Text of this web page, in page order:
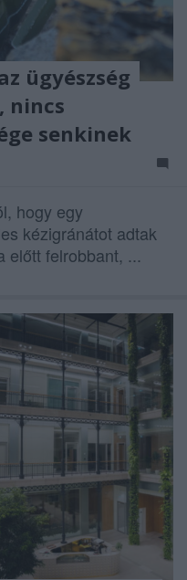
ügyészség
nincs
senkinek
hogy egy
kézigránátot adtak
előtt felrobbant, ...